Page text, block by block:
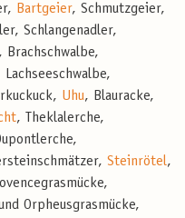
Bartgeier, Schmutzgeier,
Schlangenadler,
Uhu, Blauracke,
, Theklalerche,
Steinrötel,
Orpheusgrasmücke,